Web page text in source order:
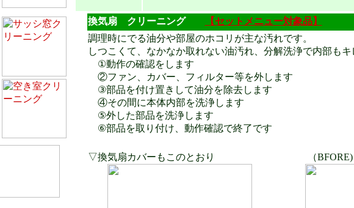
換気扇 クリーニング
【セットメニュー対象品】
調理時にでる油分や部屋のホコリが主な汚れです。
しつこくて、なかなか取れない油汚れ、分解洗浄で内部も
①動作の確認をします
②ファン、カバー、フィルター等を外します
③部品を付け置きして油分を除去します
④その間に本体内部を洗浄します
⑤外した部品を洗浄します
⑥部品を取り付け、動作確認で終了です
▽換気扇カバーもこのとおり （BFORE)